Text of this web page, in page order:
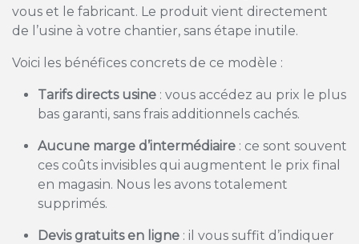
vous et le fabricant. Le produit vient directement
de l’usine à votre chantier, sans étape inutile.
Voici les bénéfices concrets de ce modèle :
Tarifs directs usine : vous accédez au prix le plus
bas garanti, sans frais additionnels cachés.
Aucune marge d’intermédiaire : ce sont souvent
ces coûts invisibles qui augmentent le prix final
en magasin. Nous les avons totalement
supprimés.
Devis gratuits en ligne : il vous suffit d’indiquer